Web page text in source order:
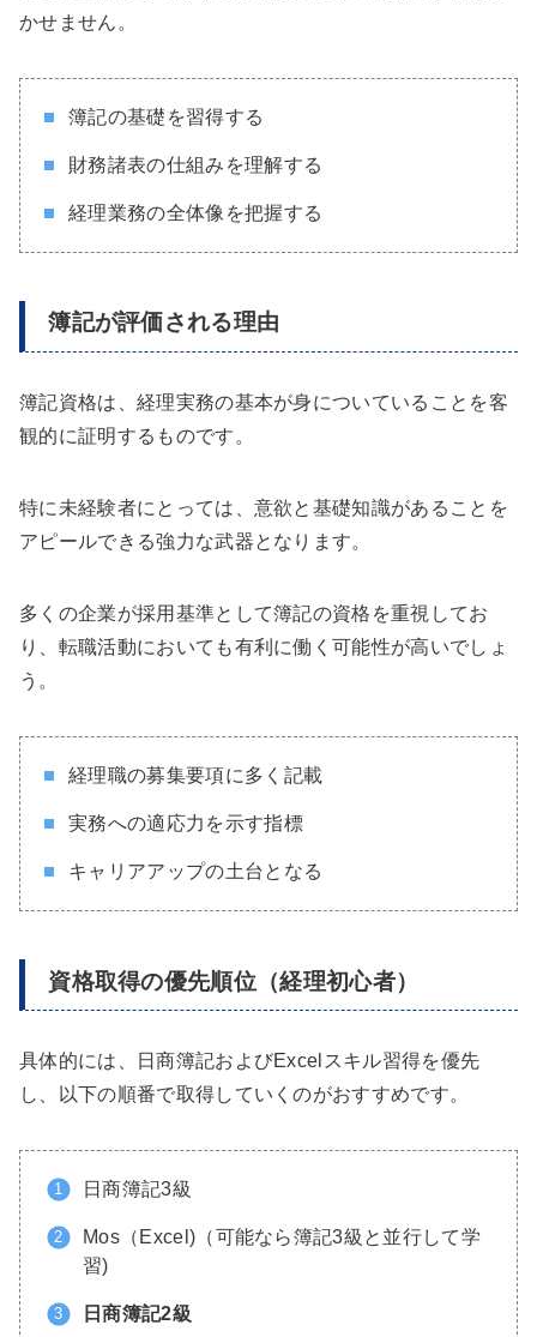
かせません。
簿記の基礎を習得する
財務諸表の仕組みを理解する
経理業務の全体像を把握する
簿記が評価される理由
簿記資格は、経理実務の基本が身についていることを客
観的に証明するものです。
特に未経験者にとっては、意欲と基礎知識があることを
アピールできる強力な武器となります。
多くの企業が採用基準として簿記の資格を重視してお
り、転職活動においても有利に働く可能性が高いでしょ
う。
経理職の募集要項に多く記載
実務への適応力を示す指標
キャリアアップの土台となる
資格取得の優先順位（経理初心者）
具体的には、日商簿記およびExcelスキル習得を優先
し、以下の順番で取得していくのがおすすめです。
日商簿記3級
Mos（Excel)（可能なら簿記3級と並行して学
習)
日商簿記2級